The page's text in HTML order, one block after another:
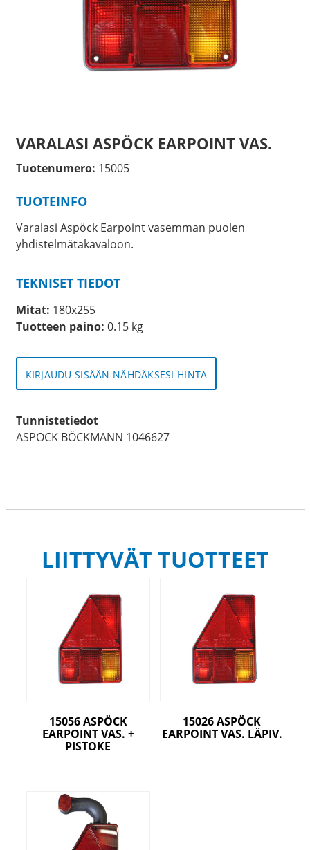
VARALASI ASPÖCK EARPOINT VAS.
Tuotenumero: 15005
TUOTEINFO
Varalasi Aspöck Earpoint vasemman puolen
yhdistelmätakavaloon.
TEKNISET TIEDOT
Mitat: 180x255
Tuotteen paino: 0.15 kg
KIRJAUDU SISÄÄN NÄHDÄKSESI HINTA
Tunnistetiedot
ASPOCK BÖCKMANN 1046627
LIITTYVÄT TUOTTEET
15056 ASPÖCK
EARPOINT VAS. +
PISTOKE
15026 ASPÖCK
EARPOINT VAS. LÄPIV.